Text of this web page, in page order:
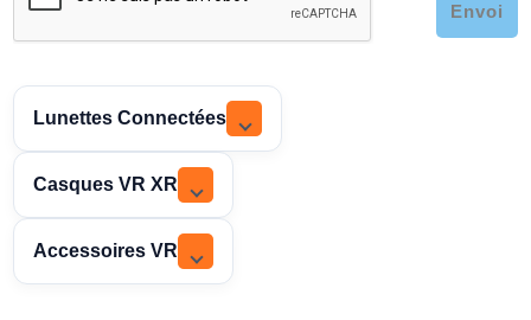
Envoi
Lunettes Connectées
Casques VR XR
Accessoires VR